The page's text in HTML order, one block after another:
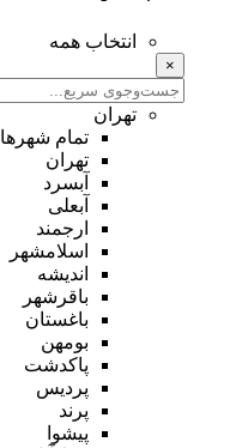
انتخاب همه
×
تهران
تمام شهر‌ها
تهران
آبسرد
آبعلی
ارجمند
اسلامشهر
اندیشه
باقرشهر
باغستان
بومهن
پاکدشت
پردیس
پرند
پیشوا